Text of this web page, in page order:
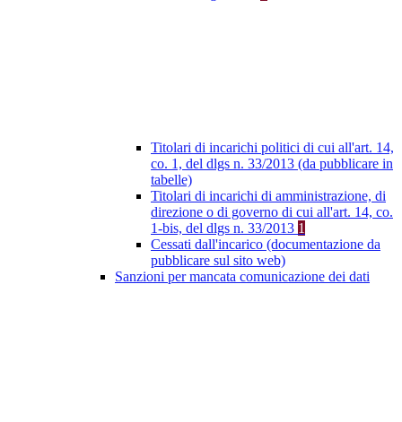
Titolari di incarichi politici di cui all'art. 14,
co. 1, del dlgs n. 33/2013 (da pubblicare in
tabelle)
Titolari di incarichi di amministrazione, di
direzione o di governo di cui all'art. 14, co.
1-bis, del dlgs n. 33/2013 1
Cessati dall'incarico (documentazione da
pubblicare sul sito web)
Sanzioni per mancata comunicazione dei dati